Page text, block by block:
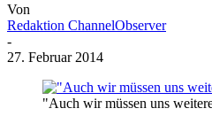
Von
Redaktion ChannelObserver
-
27. Februar 2014
"Auch wir müssen uns